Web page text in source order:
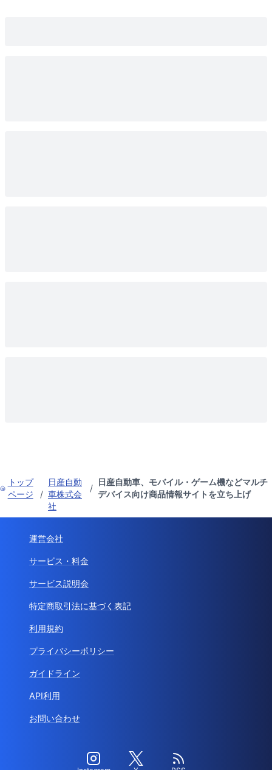
トップ
ページ
/
日産自動
車株式会
社
/
日産自動車、モバイル・ゲーム機などマルチ
デバイス向け商品情報サイトを立ち上げ
運営会社
サービス・料金
サービス説明会
特定商取引法に基づく表記
利用規約
プライバシーポリシー
ガイドライン
API利用
お問い合わせ